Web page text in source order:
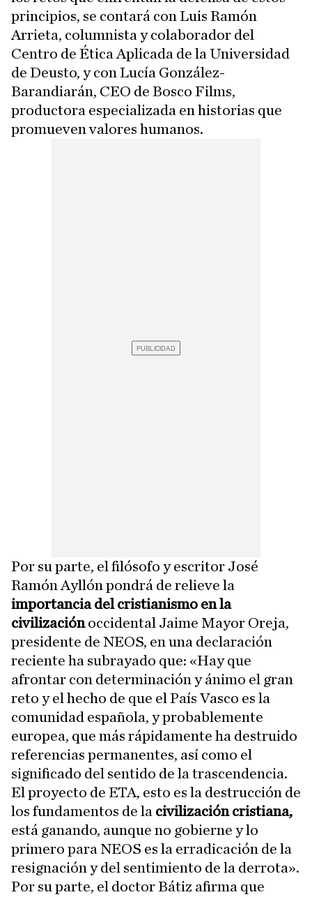
principios, se contará con Luis Ramón
Arrieta, columnista y colaborador del
Centro de Ética Aplicada de la Universidad
de Deusto, y con Lucía González-
Barandiarán, CEO de Bosco Films,
productora especializada en historias que
promueven valores humanos.
Por su parte, el filósofo y escritor José
Ramón Ayllón pondrá de relieve la
importancia del cristianismo en la
civilizaciónoccidental Jaime Mayor Oreja,
presidente de NEOS, en una declaración
reciente ha subrayado que: «Hay que
afrontar con determinación y ánimo el gran
reto y el hecho de que el País Vasco es la
comunidad española, y probablemente
europea, que más rápidamente ha destruido
referencias permanentes, así como el
significado del sentido de la trascendencia.
El proyecto de ETA, esto es la destrucción de
los fundamentos de la civilización cristiana,
está ganando, aunque no gobierne y lo
primero para NEOS es la erradicación de la
resignación y del sentimiento de la derrota».
Por su parte, el doctor Bátiz afirma que